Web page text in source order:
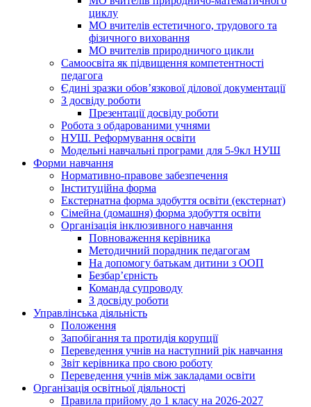
циклу
МО вчителів естетичного, трудового та
фізичного виховання
МО вчителів природничого цикли
Самоосвіта як підвищення компетентності
педагога
Єдині зразки обов’язкової ділової документації
З досвіду роботи
Презентації досвіду роботи
Робота з обдарованими учнями
НУШ. Реформування освіти
Модельні навчальні програми для 5-9кл НУШ
Форми навчання
Нормативно-правове забезпечення
Інституційна форма
Екстернатна форма здобуття освіти (екстернат)
Сімейна (домашня) форма здобуття освіти
Організація інклюзивного навчання
Повноваження керівника
Методичний порадник педагогам
На допомогу батькам дитини з ООП
Безбар’єрність
Команда супроводу
З досвіду роботи
Управлінська діяльність
Положення
Запобігання та протидія корупції
Переведення учнів на наступний рік навчання
Звіт керівника про свою роботу
Переведення учнів між закладами освіти
Організація освітньої діяльності
Правила прийому до 1 класу на 2026-2027